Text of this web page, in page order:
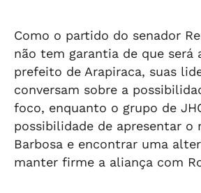
Como o partido do senador
não tem garantia de que será
prefeito de Arapiraca, suas
conversam sobre a
foco, enquanto o grupo de
possibilidade de apresentar o
Barbosa e encontrar uma
manter firme a aliança com